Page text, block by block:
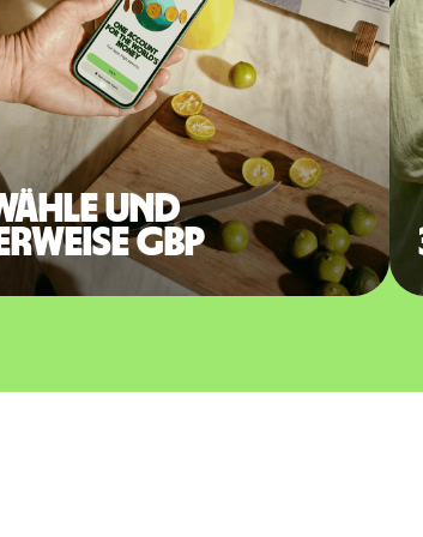
und
GBP